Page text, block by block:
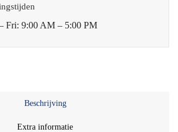
Fri: 9:00 AM – 5:00 PM
Beschrijving
Extra informatie